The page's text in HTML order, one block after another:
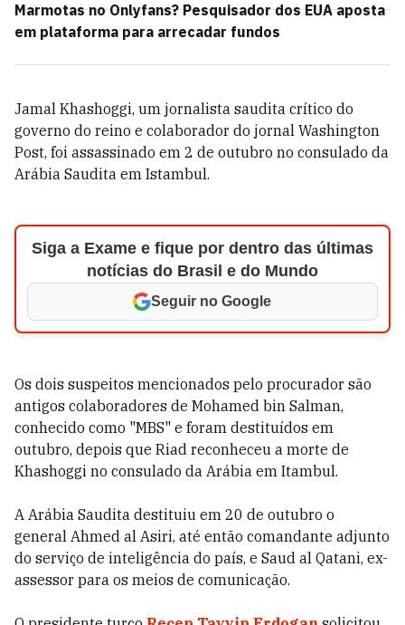
Marmotas no Onlyfans? Pesquisador dos EUA aposta
em plataforma para arrecadar fundos
Jamal Khashoggi, um jornalista saudita crítico do
governo do reino e colaborador do jornal Washington
Post, foi assassinado em 2 de outubro no consulado da
Arábia Saudita em Istambul.
Siga a Exame e fique por dentro das últimas
notícias do Brasil e do Mundo
Seguir no Google
Os dois suspeitos mencionados pelo procurador são
antigos colaboradores de Mohamed bin Salman,
conhecido como "MBS" e foram destituídos em
outubro, depois que Riad reconheceu a morte de
Khashoggi no consulado da Arábia em Itambul.
A Arábia Saudita destituiu em 20 de outubro o
general Ahmed al Asiri, até então comandante adjunto
do serviço de inteligência do país, e Saud al Qatani, ex-
assessor para os meios de comunicação.